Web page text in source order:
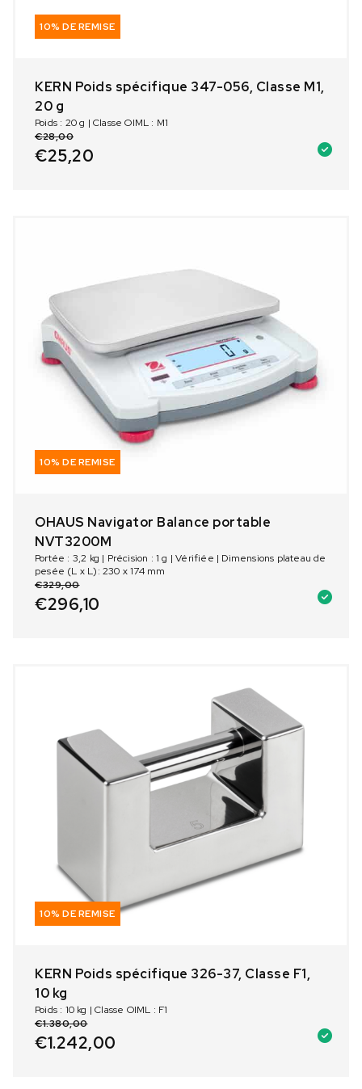
10% DE REMISE
KERN Poids spécifique 347-056, Classe M1,
20 g
Poids : 20 g | Classe OIML : M1
€28,00
€25,20
10% DE REMISE
OHAUS Navigator Balance portable
NVT3200M
Portée : 3,2 kg | Précision : 1 g | Vérifiée | Dimensions plateau de
pesée (L x L): 230 x 174 mm
€329,00
€296,10
10% DE REMISE
KERN Poids spécifique 326-37, Classe F1,
10 kg
Poids : 10 kg | Classe OIML : F1
€1.380,00
€1.242,00